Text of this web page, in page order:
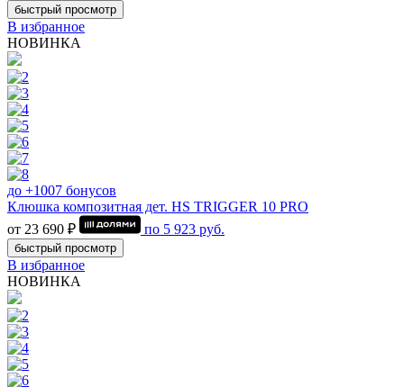
быстрый просмотр
В избранное
НОВИНКА
до +1007 бонусов
Клюшка композитная дет. HS TRIGGER 10 PRO
от 23 690 ₽
по 5 923 руб.
быстрый просмотр
В избранное
НОВИНКА